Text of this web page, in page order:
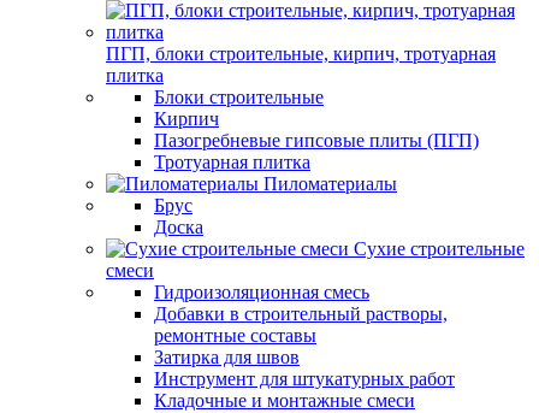
ПГП, блоки строительные, кирпич, тротуарная
плитка
Блоки строительные
Кирпич
Пазогребневые гипсовые плиты (ПГП)
Тротуарная плитка
Пиломатериалы
Брус
Доска
Сухие строительные
смеси
Гидроизоляционная смесь
Добавки в строительный растворы,
ремонтные составы
Затирка для швов
Инструмент для штукатурных работ
Кладочные и монтажные смеси